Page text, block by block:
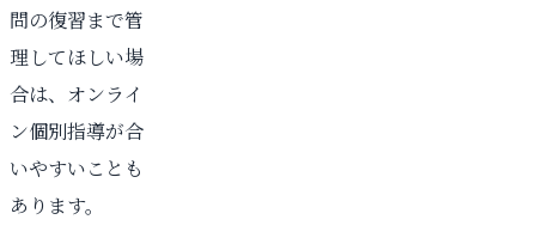
問の復習まで管
理してほしい場
合は、オンライ
ン個別指導が合
いやすいことも
あります。